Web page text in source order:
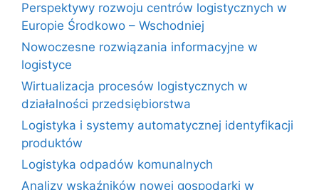
Perspektywy rozwoju centrów logistycznych w
Europie Środkowo – Wschodniej
Nowoczesne rozwiązania informacyjne w
logistyce
Wirtualizacja procesów logistycznych w
działalności przedsiębiorstwa
Logistyka i systemy automatycznej identyfikacji
produktów
Logistyka odpadów komunalnych
Analizy wskaźników nowej gospodarki w